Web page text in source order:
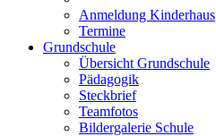
Anmeldung Kinderhaus
Termine
Grundschule
Übersicht Grundschule
Pädagogik
Steckbrief
Teamfotos
Bildergalerie Schule